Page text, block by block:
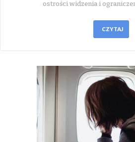
ostrości widzenia i
CZYTAJ